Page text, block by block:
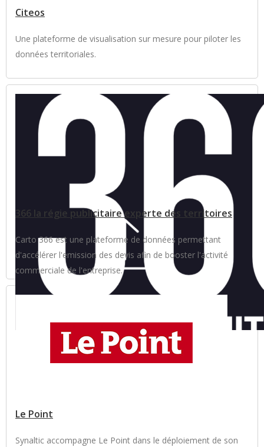
Citeos
Une plateforme de visualisation sur mesure pour piloter les
données territoriales.
366 la régie publicitaire experte des territoires
Carto 366 est une plateforme de données permettant
d'accélérer l'emission des devis afin de booster l'activité
commerciale de l'entreprise.
Le Point
Synaltic accompagne Le Point dans le déploiement de son